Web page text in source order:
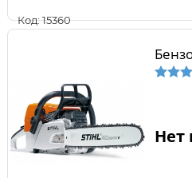
Код: 15360
Нет